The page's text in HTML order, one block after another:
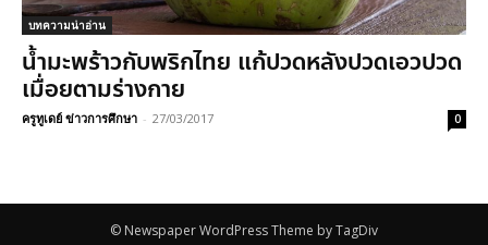
บทความน่าอ่าน
น้ำมะพร้าวกับพริกไทย แก้ปวดหลังปวดเอวปวด
เมื่อยตามร่างกาย
ครูทูเดย์ ข่าวการศึกษา - 27/03/2017 0
© Newspaper WordPress Theme by TagDiv